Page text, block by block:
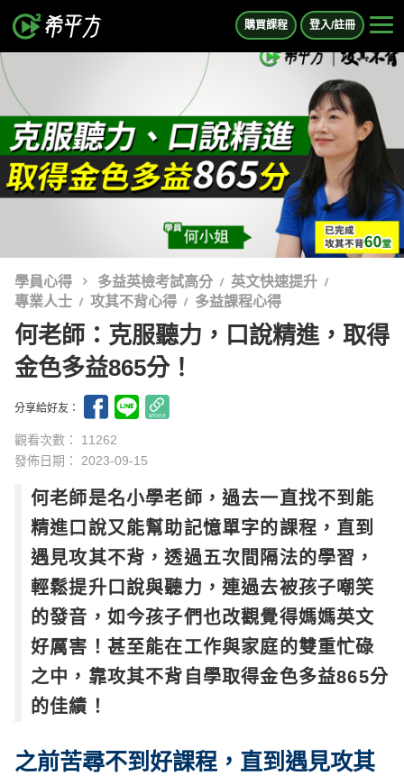
購買課程 登入/註冊
學員心得 多益英檢考試高分
英文快速提升
專業人士
攻其不背心得 多益課程心得
何老師：克服聽力，口說精進，取得
金色多益865分！
分享給好友：
觀看次數： 11262
發佈日期： 2023-09-15
何老師是名小學老師，過去一直找不到能
精進口說又能幫助記憶單字的課程，直到
遇見攻其不背，透過五次間隔法的學習，
輕鬆提升口說與聽力，連過去被孩子嘲笑
的發音，如今孩子們也改觀覺得媽媽英文
好厲害！甚至能在工作與家庭的雙重忙碌
之中，靠攻其不背自學取得金色多益865分
的佳績！
之前苦尋不到好課程，直到遇見攻其